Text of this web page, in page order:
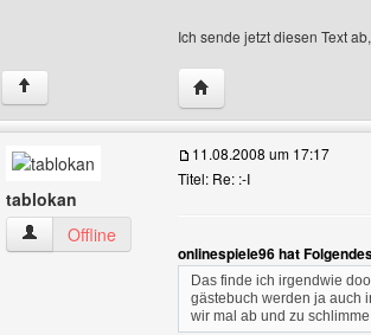
Ich sende jetzt diesen Text
↑ Website dieses
tablokan
tablokan Benutzer-Profile anzeigen
Offline
11.08.2008 um 17:17
Titel: Re: :-I
onlinespiele96 hat
Das finde ich irgendwie
gästebuch werden ja auch
wir mal ab und zu